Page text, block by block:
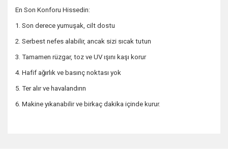
En Son Konforu Hissedin:
1. Son derece yumuşak, cilt dostu
2. Serbest nefes alabilir, ancak sizi sıcak tutun
3. Tamamen rüzgar, toz ve UV ışını kaşı korur
4. Hafif ağırlık ve basınç noktası yok
5. Ter alır ve havalandırın
6. Makine yıkanabilir ve birkaç dakika içinde kurur.